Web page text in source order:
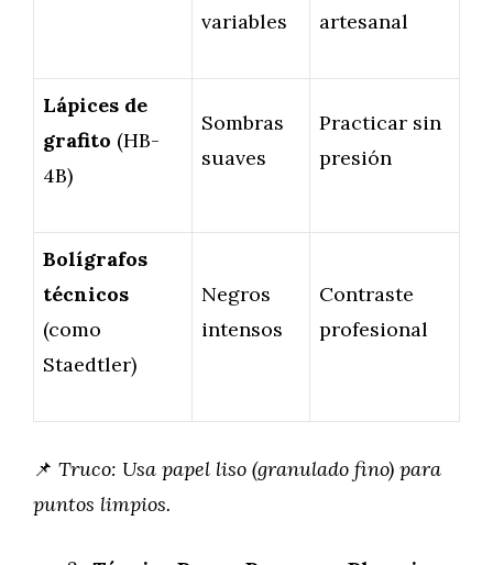
variables
artesanal
Lápices de
grafito (HB-
4B)
Sombras
suaves
Practicar sin
presión
Bolígrafos
técnicos
(como
Staedtler)
Negros
intensos
Contraste
profesional
📌 Truco: Usa papel liso (granulado fino) para
puntos limpios.